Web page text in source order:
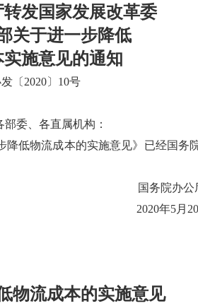
转发国家发展改革委
关于进一步降低
施意见的通知
〔2020〕10号
委、各直属机构：
降低物流成本的实施意见》已经国务
国务院办公
2020年5月
物流成本的实施意见